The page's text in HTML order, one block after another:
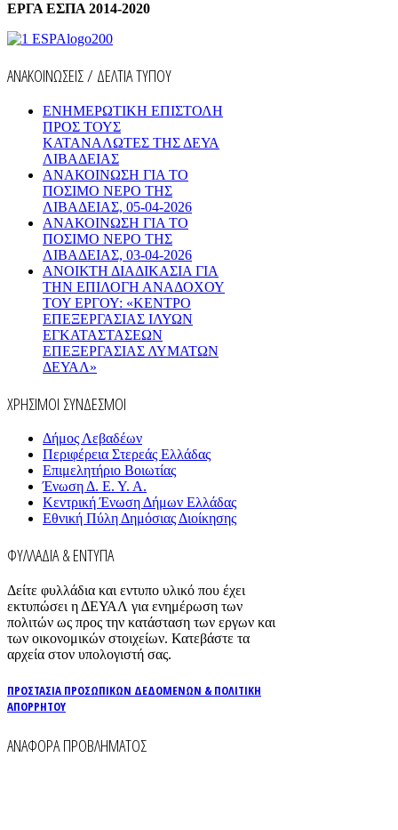
ΕΡΓΑ ΕΣΠΑ 2014-2020
ΑΝΑΚΟΙΝΩΣΕΙΣ / ΔΕΛΤΙΑ ΤΥΠΟΥ
ΕΝΗΜΕΡΩΤΙΚΗ ΕΠΙΣΤΟΛΗ
ΠΡΟΣ ΤΟΥΣ
ΚΑΤΑΝΑΛΩΤΕΣ ΤΗΣ ΔΕΥΑ
ΛΙΒΑΔΕΙΑΣ
ΑΝΑΚΟΙΝΩΣΗ ΓΙΑ ΤΟ
ΠΟΣΙΜΟ ΝΕΡΟ ΤΗΣ
ΛΙΒΑΔΕΙΑΣ, 05-04-2026
ΑΝΑΚΟΙΝΩΣΗ ΓΙΑ ΤΟ
ΠΟΣΙΜΟ ΝΕΡΟ ΤΗΣ
ΛΙΒΑΔΕΙΑΣ, 03-04-2026
AΝΟΙΚΤΗ ΔΙΑΔΙΚΑΣΙΑ ΓΙΑ
ΤΗΝ ΕΠΙΛΟΓΗ ΑΝΑΔΟΧΟΥ
ΤΟΥ ΕΡΓΟΥ: «ΚΕΝΤΡΟ
ΕΠΕΞΕΡΓΑΣΙΑΣ ΙΛΥΩΝ
ΕΓΚΑΤΑΣΤΑΣΕΩΝ
ΕΠΕΞΕΡΓΑΣΙΑΣ ΛΥΜΑΤΩΝ
ΔΕΥΑΛ»
ΧΡΗΣΙΜΟΙ ΣΥΝΔΕΣΜΟΙ
Δήμος Λεβαδέων
Περιφέρεια Στερεάς Ελλάδας
Επιμελητήριο Βοιωτίας
Ένωση Δ. Ε. Υ. Α.
Κεντρική Ένωση Δήμων Ελλάδας
Εθνική Πύλη Δημόσιας Διοίκησης
ΦΥΛΛΑΔΙΑ & ΕΝΤΥΠΑ
Δείτε φυλλάδια και εντυπο υλικό που έχει
εκτυπώσει η ΔΕΥΑΛ για ενημέρωση των
πολιτών ως προς την κατάσταση των εργων και
των οικονομικών στοιχείων. Κατεβάστε τα
αρχεία στον υπολογιστή σας.
ΠΡΟΣΤΑΣΙΑ ΠΡΟΣΩΠΙΚΩΝ ΔΕΔΟΜΕΝΩΝ & ΠΟΛΙΤΙΚΗ
ΑΠΟΡΡΗΤΟΥ
ΑΝΑΦΟΡΑ ΠΡΟΒΛΗΜΑΤΟΣ